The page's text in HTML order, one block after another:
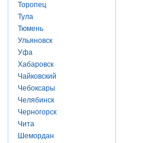
Торопец
Тула
Тюмень
Ульяновск
Уфа
Хабаровск
Чайковский
Чебоксары
Челябинск
Черногорск
Чита
Шемордан